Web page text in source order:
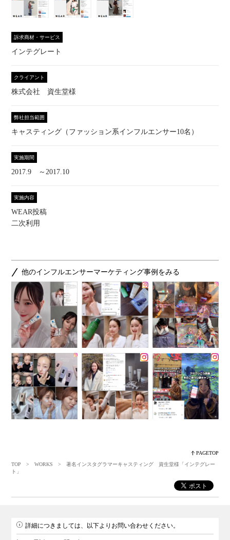
訴求商材・サービス
インテグレート
クライアント
株式会社 資生堂様
弊社担当範囲
キャスティング（ファッション系インフルエンサー10名）
実施期間
2017.9 ～2017.10
実施内容
WEAR投稿
二次利用
他のインフルエンサーマーケティング事例をみる
PAGETOP
TOP
>WORKS
> 著名インスタグラマーキャスティング 資生堂様「インテグレー
ト」
詳細につきましては、以下よりお問い合わせください。